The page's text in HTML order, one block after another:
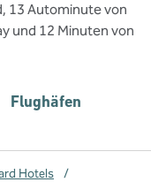
13 Autominute von
und 12 Minuten von
Flughäfen
Hotels
/